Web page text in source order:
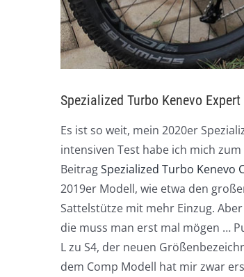
Spezialized Turbo Kenevo
Es ist so weit, mein 2020er
intensiven Test habe ich mich
BeitragSpezialized Turbo Kenevo
2019er Modell, wie etwa den
Sattelstütze mit mehr Einzug.
die muss man erst mal mögen …
L zu S4, der neuen
dem Comp Modell hat mir zwar